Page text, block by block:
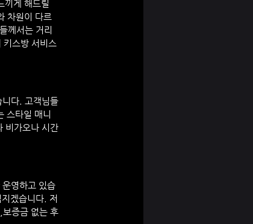
끼게 해드릴
차원이 다르
께서는 거리
스방 서비스
니다. 고객님들
스타일 매니
비가오나 시간
영하고 있습
겠습니다. 저
보증금 없는 후